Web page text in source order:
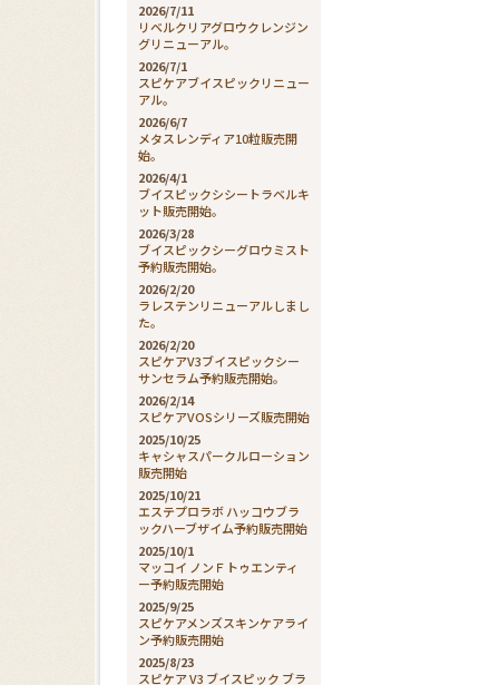
2026/7/11
リベルクリアグロウクレンジン
グリニューアル。
2026/7/1
スピケアブイスピックリニュー
アル。
2026/6/7
メタスレンディア10粒販売開
始。
2026/4/1
ブイスピックシシートラベルキ
ット販売開始。
2026/3/28
ブイスピックシーグロウミスト
予約販売開始。
2026/2/20
ラレステンリニューアルしまし
た。
2026/2/20
スピケアV3ブイスピックシー
サンセラム予約販売開始。
2026/2/14
スピケアVOSシリーズ販売開始
2025/10/25
キャシャスパークルローション
販売開始
2025/10/21
エステプロラボ ハッコウブラ
ックハーブザイム予約販売開始
2025/10/1
マッコイ ノンＦトゥエンティ
ー予約販売開始
2025/9/25
スピケアメンズスキンケアライ
ン予約販売開始
2025/8/23
スピケア V3 ブイスピック ブラ